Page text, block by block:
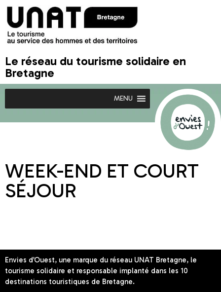
Le réseau du tourisme solidaire en
Bretagne
MENU
WEEK-END ET COURT
SÉJOUR
Envies d’Ouest, une marque du réseau UNAT Bretagne, le
tourisme solidaire et responsable implanté dans les 10
destinations touristiques de Bretagne.